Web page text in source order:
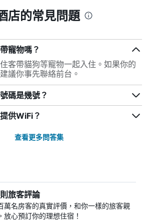
店的常見問題
寵物嗎？
客帶貓狗等寵物一起入住。如果你的
議你事先聯絡前台。
碼是幾號？
供WiFi？
查看更多問答集
旅客評論
萬名房客的真實評價，和你一樣的旅客親
放心預訂你的理想住宿！